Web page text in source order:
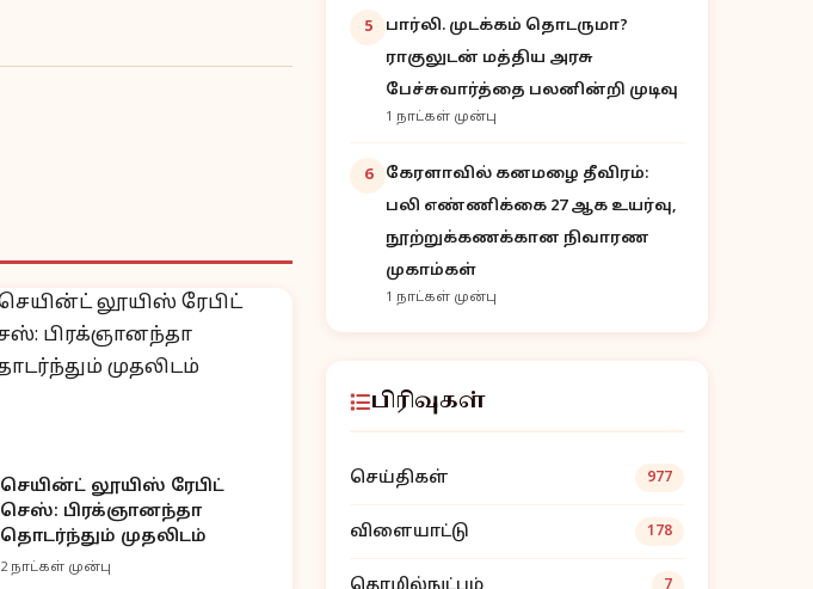
செயின்ட் லூயிஸ் ரேபிட்
செஸ்: பிரக்ஞானந்தா
தொடர்ந்தும் முதலிடம்
2 நாட்கள் முன்பு
5
பார்லி. முடக்கம் தொடருமா?
ராகுலுடன் மத்திய அரசு
பேச்சுவார்த்தை பலனின்றி முடிவு
1 நாட்கள் முன்பு
6
கேரளாவில் கனமழை தீவிரம்:
பலி எண்ணிக்கை 27 ஆக உயர்வு,
நூற்றுக்கணக்கான நிவாரண
முகாம்கள்
1 நாட்கள் முன்பு
பிரிவுகள்
செய்திகள் 977
விளையாட்டு 178
7